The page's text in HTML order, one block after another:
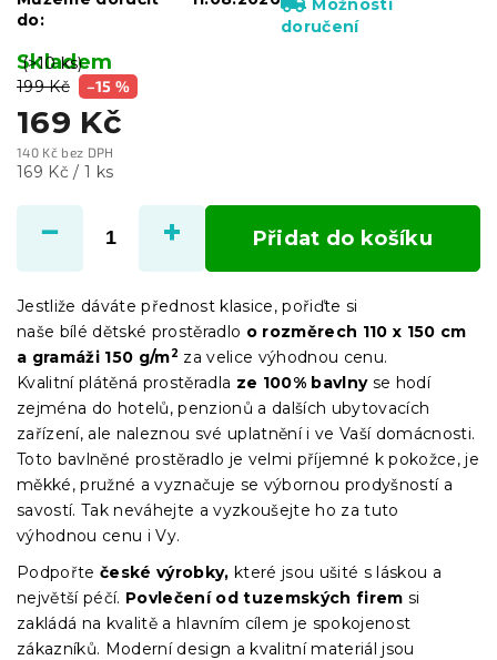
199 Kč –15 %
169 Kč
140 Kč bez DPH
Měrná
169 Kč / 1 ks
Skladem
(>10 ks)
do:
Možnosti
doručení
Přidat do košíku
Jestliže dáváte přednost klasice, pořiďte si
naše bílé dětské prostěradlo o rozměrech 110 x 150 cm
a gramáži 150 g/m2 za velice výhodnou cenu.
Kvalitní plátěná prostěradla ze 100% bavlnyse hodí
zejména do hotelů, penzionů a dalších ubytovacích
zařízení, ale naleznou své uplatnění i ve Vaší domácnosti.
Toto bavlněné prostěradlo je velmi příjemné k pokožce, je
měkké, pružné a vyznačuje se výbornou prodyšností a
savostí. Tak neváhejte a vyzkoušejte ho za tuto
výhodnou cenu i Vy.
Podpořte české výrobky, které jsou ušité s láskou a
největší péčí. Povlečení od tuzemských firem si
zakládá na kvalitě a hlavním cílem je spokojenost
zákazníků. Moderní design a kvalitní materiál jsou